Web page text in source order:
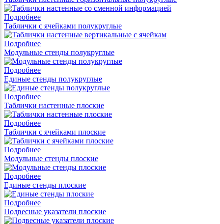
Подробнее
Таблички с ячейками полукруглые
Подробнее
Модульные стенды полукруглые
Подробнее
Единые стенды полукруглые
Подробнее
Таблички настенные плоские
Подробнее
Таблички с ячейками плоские
Подробнее
Модульные стенды плоские
Подробнее
Единые стенды плоские
Подробнее
Подвесные указатели плоские